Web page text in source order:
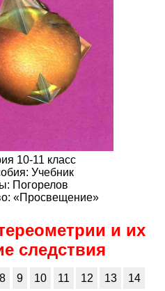
10-11 класс
Учебник
Погорелов
«Просвещение»
и их
следствия
8 9 10 11 12 13 14